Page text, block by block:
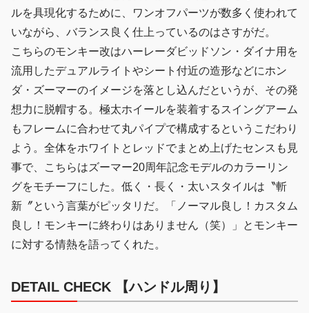
ルを具現化するために、ワンオフパーツが数多く使われて
いながら、バランス良く仕上っているのはさすがだ。
こちらのモンキー改はハーレーダビッドソン・ダイナ用を
流用したデュアルライトやシート付近の造形などにホン
ダ・ズーマーのイメージを落とし込んだというが、その発
想力に脱帽する。極太ホイールを装着するスイングアーム
もフレームに合わせて丸パイプで構成するというこだわり
よう。全体をホワイトとレッドでまとめ上げたセンスも見
事で、こちらはズーマー20周年記念モデルのカラーリン
グをモチーフにした。低く・長く・太いスタイルは〝斬
新〞という言葉がピッタリだ。「ノーマル良し！カスタム
良し！モンキーに終わりはありません（笑）」とモンキー
に対する情熱を語ってくれた。
DETAIL CHECK 【ハンドル周り】